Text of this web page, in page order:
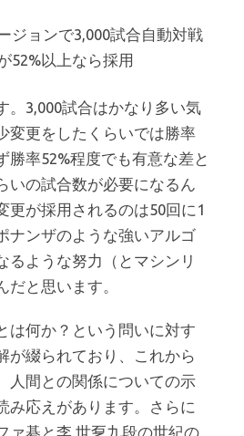
ジョンで3,000試合自動対戦
52%以上なら採用
。3,000試合はかなり多い気
変更をしたくらいでは勝率
勝率52%程度でも有意な差と
いの試合数が必要になるん
更が採用されるのは50回に1
ナンザのような強いアルゴ
るような努力（とマシンリ
だと思います。
は何か？という問いに対す
が綴られており、これから
人間との関係についての示
み応えがあります。さらに
ァ碁と李 世乭九段の世紀の